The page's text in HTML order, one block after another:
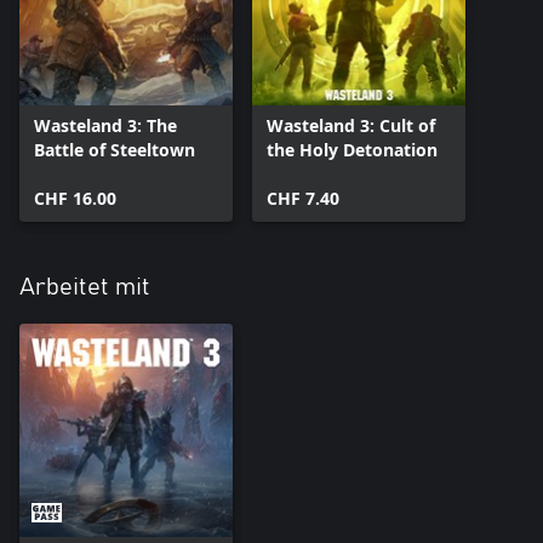
Wasteland 3: The
Battle of Steeltown
CHF 16.00
Wasteland 3: Cult of
the Holy Detonation
CHF 7.40
Arbeitet mit